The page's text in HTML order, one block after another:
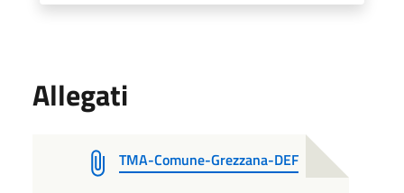
Allegati
TMA-Comune-Grezzana-DEF